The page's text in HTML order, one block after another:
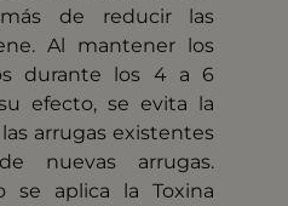
de reducir las
Al mantener los
durante los 4 a 6
efecto, se evita la
arrugas existentes
nuevas arrugas.
se aplica la Toxina